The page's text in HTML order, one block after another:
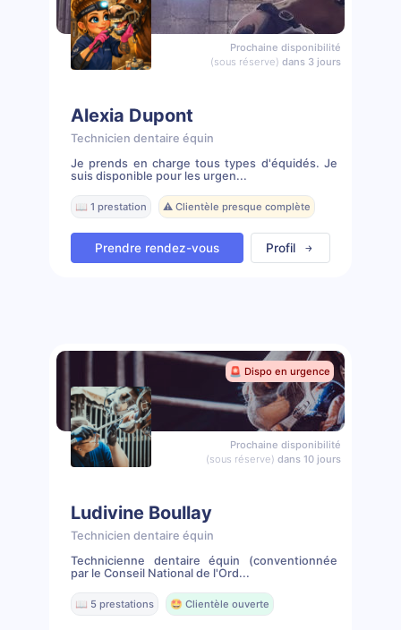
Prochaine disponibilité
(sous réserve) dans 3 jours
Alexia Dupont
Technicien dentaire équin
Je prends en charge tous types d'équidés. Je
suis disponible pour les urgen...
📖 1 prestation ⚠️ Clientèle presque complète
Prendre rendez-vous Profil
🚨 Dispo en urgence
Prochaine disponibilité
(sous réserve) dans 10 jours
Ludivine Boullay
Technicien dentaire équin
Technicienne dentaire équin (conventionnée
par le Conseil National de l'Ord...
📖 5 prestations 🤩 Clientèle ouverte